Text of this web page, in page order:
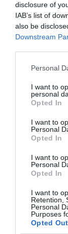
disclosure of
IAB’s list of
also be
Downstream
Please note
not limited to
grant or deny
use your data
consent section.
Personal
I want to
personal
Opted In
I want to
Personal
Opted In
I want to
Personal
Opted In
I want to
Retention,
Personal
Purposes
Opted Out
ΡΟΗ